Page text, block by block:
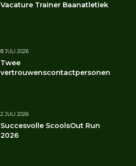
Vacature Trainer Baanatletiek
8 JULI 2026
Twee
vertrouwenscontactpersonen
2 JULI 2026
Succesvolle ScoolsOut Run
2026